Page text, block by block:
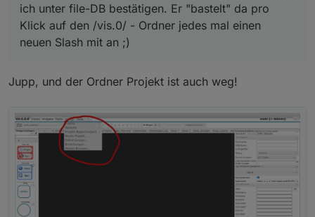
ich unter file-DB bestätigen. Er "bastelt" da pro
Klick auf den /vis.0/ - Ordner jedes mal einen
neuen Slash mit an ;)
Jupp, und der Ordner Projekt ist auch weg!